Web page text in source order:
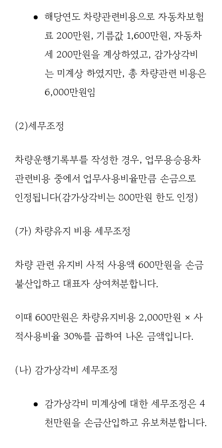
해당연도 차량관련비용으로 자동차보험
료 200만원, 기름값 1,600만원, 자동차
세 200만원을 계상하였고, 감가상각비
는 미계상 하였지만, 총 차량관련 비용은
6,000만원임
(2)세무조정
차량운행기록부를 작성한 경우, 업무용승용차
관련비용 중에서 업무사용비율만큼 손금으로
인정됩니다(감가상각비는 800만원 한도 인정)
(가) 차량유지 비용 세무조정
차량 관련 유지비 사적 사용액 600만원을 손금
불산입하고 대표자 상여처분합니다.
이때 600만원은 차량유지비용 2,000만원 × 사
적사용비율 30%를 곱하여 나온 금액입니다.
(나) 감가상각비 세무조정
감가상각비 미계상에 대한 세무조정은 4
천만원을 손금산입하고 유보처분합니다.